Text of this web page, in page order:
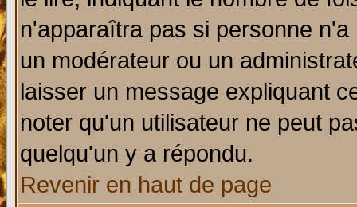
n'apparaîtra pas si personne
un modérateur ou un
laisser un message expliquant
noter qu'un utilisateur ne peut
quelqu'un y a répondu.
Revenir en haut de page